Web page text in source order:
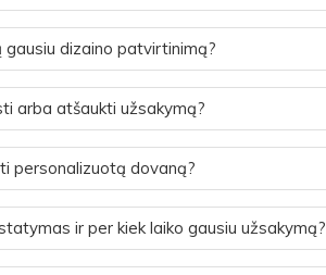
gausiu dizaino patvirtinimą?
arba atšaukti užsakymą?
personalizuotą dovaną?
ir per kiek laiko gausiu užsakymą?